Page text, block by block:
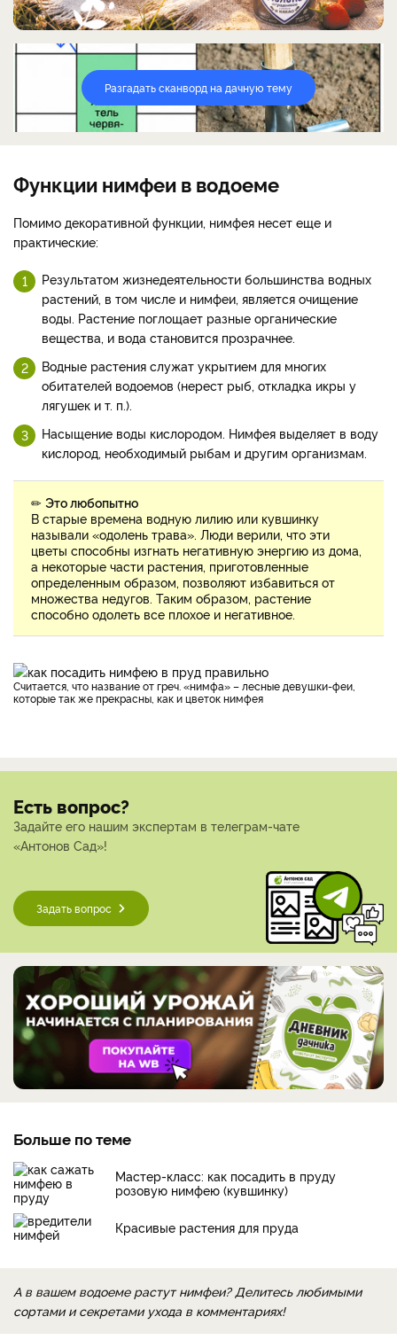
Разгадать сканворд на дачную тему
Функции нимфеи в водоеме
Помимо декоративной функции, нимфея несет еще и
практические:
Результатом жизнедеятельности большинства водных
растений, в том числе и нимфеи, является очищение
воды. Растение поглощает разные органические
вещества, и вода становится прозрачнее.
Водные растения служат укрытием для многих
обитателей водоемов (нерест рыб, откладка икры у
лягушек и т. п.).
Насыщение воды кислородом. Нимфея выделяет в воду
кислород, необходимый рыбам и другим организмам.
✏ Это любопытно
В старые времена водную лилию или кувшинку
называли «одолень трава». Люди верили, что эти
цветы способны изгнать негативную энергию из дома,
а некоторые части растения, приготовленные
определенным образом, позволяют избавиться от
множества недугов. Таким образом, растение
способно одолеть все плохое и негативное.
Считается, что название от греч. «нимфа» – лесные девушки-феи,
которые так же прекрасны, как и цветок нимфея
Есть вопрос?
Задайте его нашим экспертам в телеграм-чате
«Антонов Сад»!
Задать вопрос
Больше по теме
Мастер-класс: как посадить в пруду
розовую нимфею (кувшинку)
Красивые растения для пруда
А в вашем водоеме растут нимфеи? Делитесь любимыми
сортами и секретами ухода в комментариях!